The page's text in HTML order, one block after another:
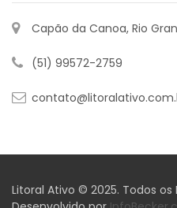
Capão da Canoa, Rio
(51) 99572-2759
Litoral Ativo © 2025. Todos os